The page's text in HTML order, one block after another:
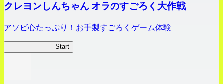
クレヨンしんちゃん オラのすごろく大作戦
アソビ心たっぷり！お手製すごろくゲーム体験
Start